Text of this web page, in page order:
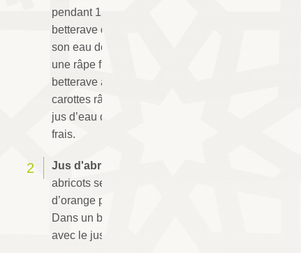
pendant 15 à 20 mn environ. Retirer la
betterave du feu et la laisser refroidir dans
son eau de cuisson. Râper les carottes dans
une râpe fine. Dans un blinder, mixer la
betterave avec son eau de cuisson, les
carottes râpées et le jus d’orange. Parfumer le
jus d’eau de fleurs d’oranger et le servir bien
frais.
Jus d'abricots secs à l'orange :
abricots secs et les tremper dans 25 cl de jus
d’orange pendant 60 mn pour les réhydrater.
Dans un blinder, mixer les abricots réhydratés
avec le jus d’orange. Servir le jus bien frais.